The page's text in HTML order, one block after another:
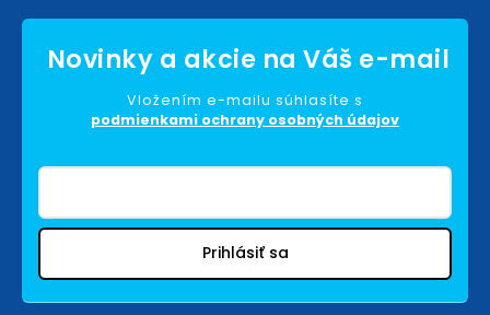
Vložením e-mailu súhlasíte s
podmienkami ochrany osobných údajov
Prihlásiť sa